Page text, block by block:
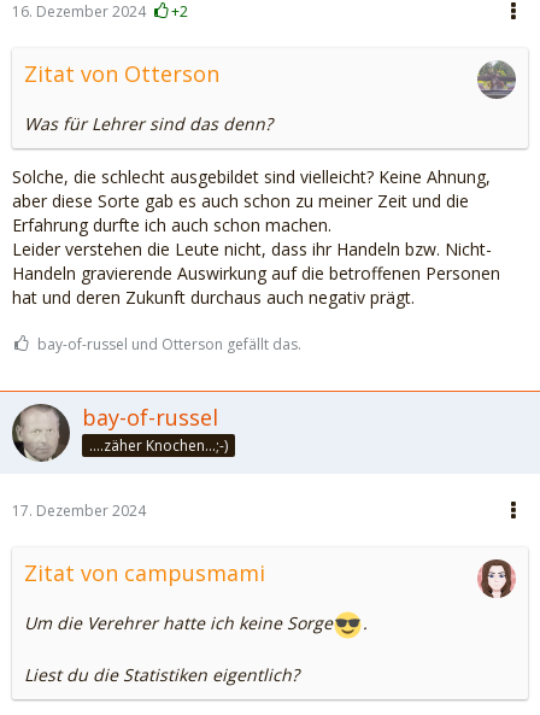
16. Dezember 2024 +2
Zitat von Otterson
Was für Lehrer sind das denn?
Solche, die schlecht ausgebildet sind vielleicht? Keine Ahnung,
aber diese Sorte gab es auch schon zu meiner Zeit und die
Erfahrung durfte ich auch schon machen.
Leider verstehen die Leute nicht, dass ihr Handeln bzw. Nicht-
Handeln gravierende Auswirkung auf die betroffenen Personen
hat und deren Zukunft durchaus auch negativ prägt.
bay-of-russel und Otterson gefällt das.
bay-of-russel
....zäher Knochen...;-)
17. Dezember 2024
Zitat von campusmami
Um die Verehrer hatte ich keine Sorge .
Liest du die Statistiken eigentlich?